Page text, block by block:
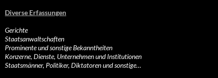
Diverse Erfassungen
Gerichte
Staatsanwaltschaften
Prominente und sonstige Bekanntheiten
Konzerne, Dienste, Unternehmen und Institutionen
Staatsmänner, Politiker, Diktatoren und sonstige…